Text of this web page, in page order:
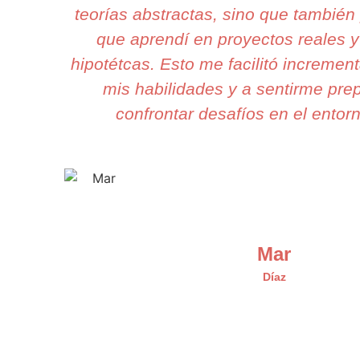
teorías abstractas, sino que
que aprendí en proyectos reales
hipotétcas. Esto me facilitó
mis habilidades y a sentirme
confrontar desafíos en el
Mar
Díaz